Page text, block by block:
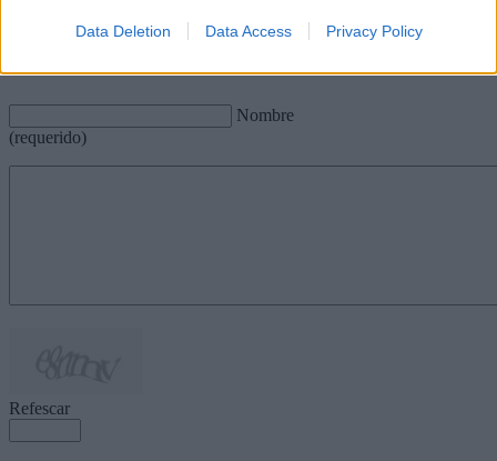
Data Deletion Data Access Privacy Policy
Escribir un comentario
Nombre
(requerido)
Refescar